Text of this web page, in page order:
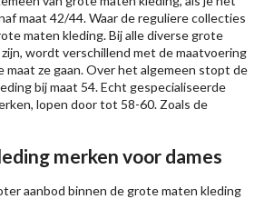
maat 42/44. Waar de reguliere collecties
maten kleding. Bij alle diverse grote
wordt verschillend met de maatvoering
maat ze gaan. Over het algemeen stopt de
bij maat 54. Echt gespecialiseerde
lopen door tot 58-60. Zoals de
merken voor dames
aanbod binnen de grote maten kleding